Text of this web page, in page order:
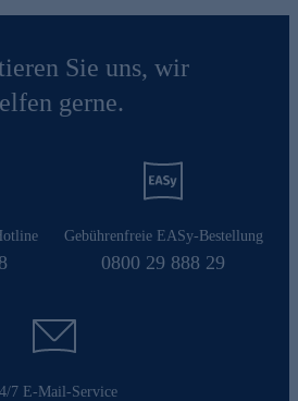
Sie uns, wir
gerne.
Gebührenfreie EASy-Bestellung
0800 29 888 29
7 E-Mail-Service